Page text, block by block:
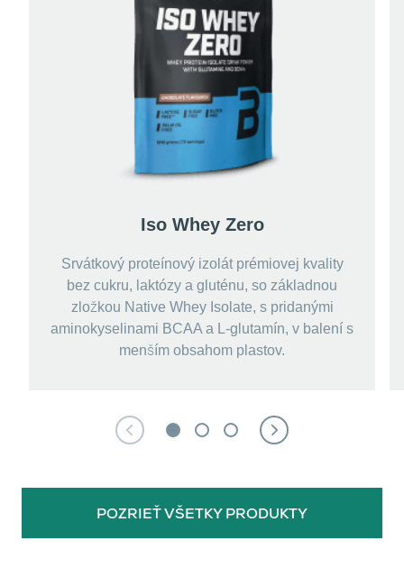
Iso Whey Zero
Srvátkový proteínový izolát prémiovej kvality
bez cukru, laktózy a gluténu, so základnou
zložkou Native Whey Isolate, s pridanými
aminokyselinami BCAA a L-glutamín, v balení s
menším obsahom plastov.
POZRIEŤ VŠETKY PRODUKTY